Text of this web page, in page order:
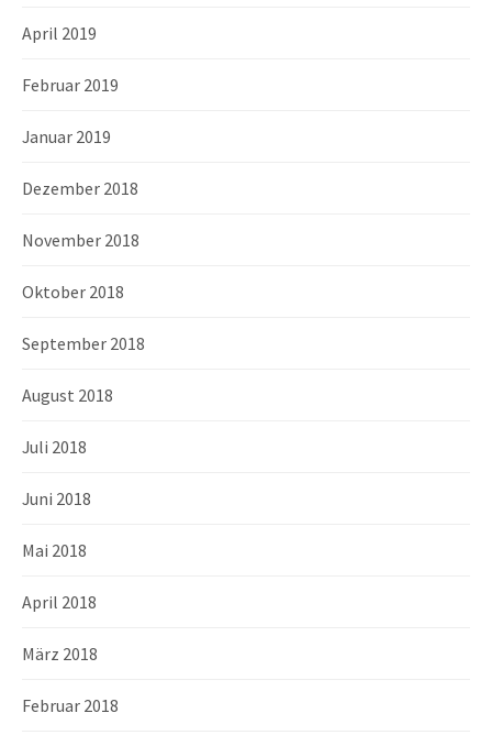
April 2019
Februar 2019
Januar 2019
Dezember 2018
November 2018
Oktober 2018
September 2018
August 2018
Juli 2018
Juni 2018
Mai 2018
April 2018
März 2018
Februar 2018